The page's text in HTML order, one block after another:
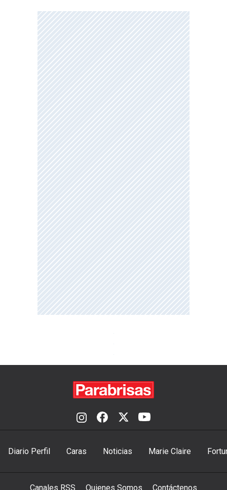
Diario Perfil Caras Noticias Marie Claire
Canales RSS Quienes Somos Contáctenos